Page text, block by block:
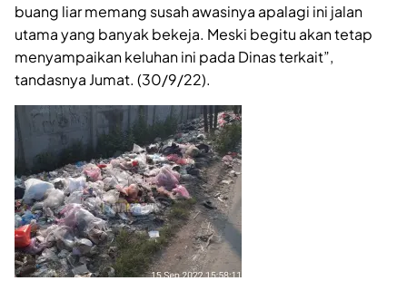
buang liar memang susah awasinya apalagi ini jalan
utama yang banyak bekeja. Meski begitu akan tetap
menyampaikan keluhan ini pada Dinas terkait”,
tandasnya Jumat. (30/9/22).